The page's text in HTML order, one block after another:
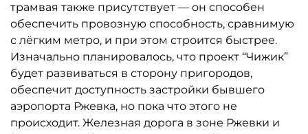
трамвая также присутствует — он способен
обеспечить провозную способность, сравнимую
с лёгким метро, и при этом строится быстрее.
Изначально планировалось, что проект “Чижик”
будет развиваться в сторону пригородов,
обеспечит доступность застройки бывшего
аэропорта Ржевка, но пока что этого не
происходит. Железная дорога в зоне Ржевки и